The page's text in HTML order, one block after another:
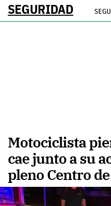
SEGURIDAD
Motociclista
cae junto a su
pleno Centro